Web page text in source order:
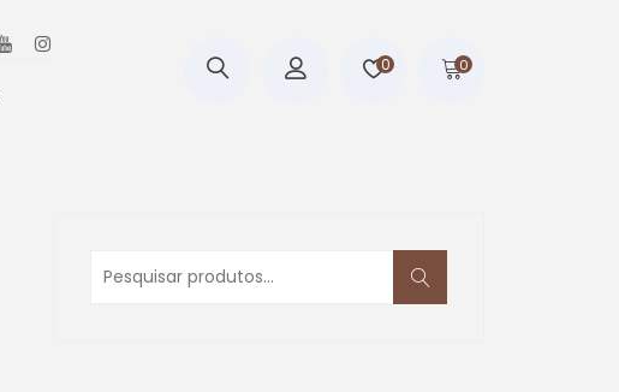
0 0
Pesquisar
por: